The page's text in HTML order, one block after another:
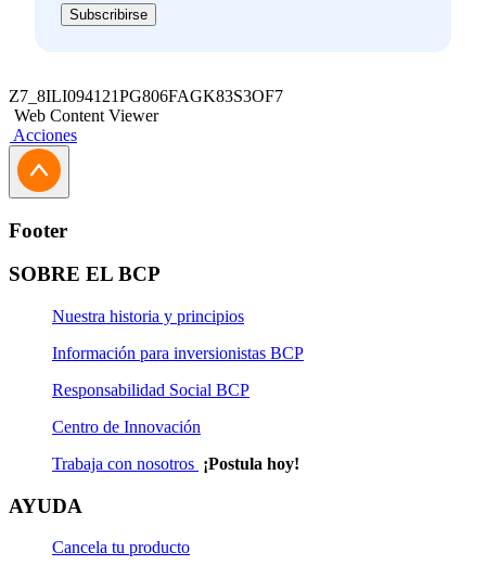
Subscribirse
Z7_8ILI094121PG806FAGK83S3OF7
Web Content Viewer
Acciones
Footer
SOBRE EL BCP
Nuestra historia y principios
Información para inversionistas BCP
Responsabilidad Social BCP
Centro de Innovación
Trabaja con nosotros ¡Postula hoy!
AYUDA
Cancela tu producto